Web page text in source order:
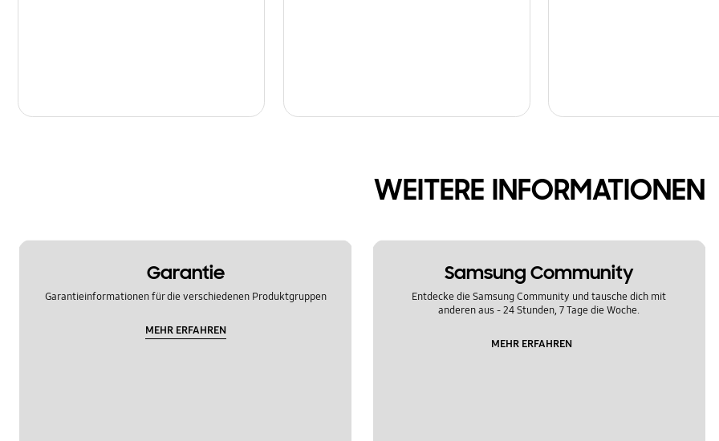
WEITERE INFORMATIONEN
Garantie
Garantieinformationen für die verschiedenen Produktgruppen
MEHR ERFAHREN
Samsung Community
Entdecke die Samsung Community und tausche dich mit
anderen aus - 24 Stunden, 7 Tage die Woche.
MEHR ERFAHREN